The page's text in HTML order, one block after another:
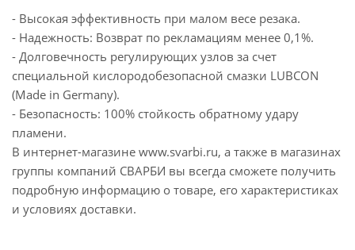
- Высокая эффективность при малом весе резака.
- Надежность: Возврат по рекламациям менее 0,1%.
- Долговечность регулирующих узлов за счет
специальной кислородобезопасной смазки LUBCON
(Made in Germany).
- Безопасность: 100% стойкость обратному удару
пламени.
В интернет-магазине www.svarbi.ru, а также в магазинах
группы компаний СВАРБИ вы всегда сможете получить
подробную информацию о товаре, его характеристиках
и условиях доставки.